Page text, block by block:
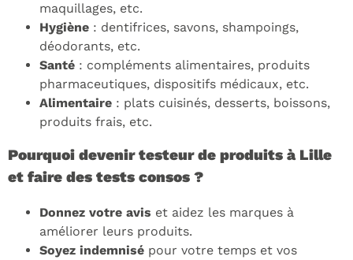
maquillages, etc.
Hygiène : dentifrices, savons, shampoings,
déodorants, etc.
Santé : compléments alimentaires, produits
pharmaceutiques, dispositifs médicaux, etc.
Alimentaire : plats cuisinés, desserts, boissons,
produits frais, etc.
Pourquoi devenir testeur de produits à Lille
et faire des tests consos ?
Donnez votre avis et aidez les marques à
améliorer leurs produits.
Soyez indemnisé pour votre temps et vos